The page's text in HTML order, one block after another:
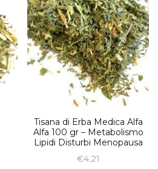
Tisana di Erba Medica Alfa
Alfa 100 gr – Metabolismo
Lipidi Disturbi Menopausa
€4,21